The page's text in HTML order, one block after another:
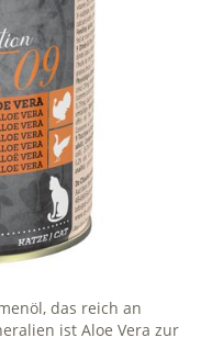
das reich an
ist Aloe Vera zur